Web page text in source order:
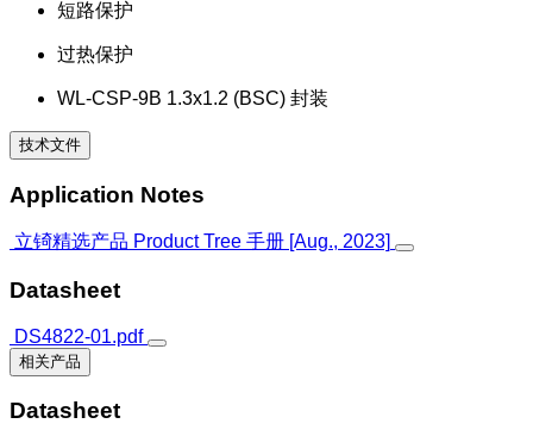
短路保护
过热保护
WL-CSP-9B 1.3x1.2 (BSC) 封装
技术文件
Application Notes
立锜精选产品 Product Tree 手册 [Aug., 2023]
Datasheet
DS4822-01.pdf
相关产品
Datasheet